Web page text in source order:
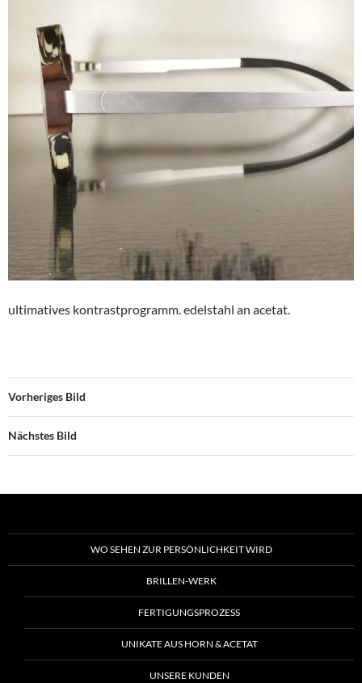
ultimatives kontrastprogramm. edelstahl an acetat.
Vorheriges Bild
Nächstes Bild
WO SEHEN ZUR PERSÖNLICHKEIT WIRD
BRILLEN-WERK
FERTIGUNGSPROZESS
UNIKATE AUS HORN & ACETAT
UNSERE KUNDEN